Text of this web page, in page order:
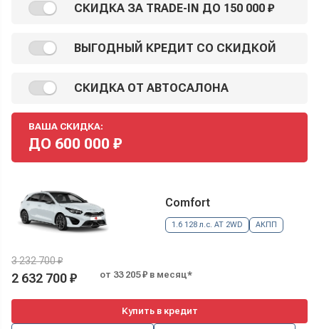
СКИДКА ЗА TRADE-IN ДО 150 000 ₽
ВЫГОДНЫЙ КРЕДИТ СО СКИДКОЙ
СКИДКА ОТ АВТОСАЛОНА
ВАША СКИДКА:
ДО 600 000 ₽
Comfort
1.6 128 л.с. AT 2WD АКПП
3 232 700 ₽
2 632 700 ₽ от 33 205 ₽ в месяц*
Купить в кредит